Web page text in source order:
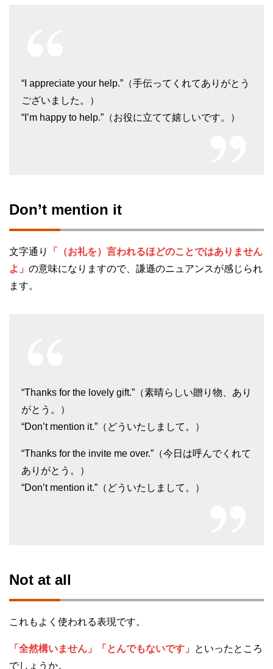
“I appreciate your help.”（手伝ってくれてありがとう
ございました。）
“I’m happy to help.”（お役に立てて嬉しいです。）
Don’t mention it
文字通り
「（お礼を）言われるほどのことではありません
よ」 の意味になりますので、謙遜のニュアンスが感じられ
ます。
“Thanks for the lovely gift.”（素晴らしい贈り物、あり
がとう。）
“Don’t mention it.”（どういたしまして。）
“Thanks for the invite me over.”（今日は呼んでくれて
ありがとう。）
“Don’t mention it.”（どういたしまして。）
Not at all
これもよく使われる表現です。
「全然構いません」「とんでもないです」
といったところ
でしょうか。